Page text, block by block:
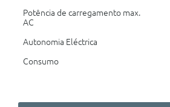
Potência de carregamento max.
AC
Autonomia Eléctrica
Consumo